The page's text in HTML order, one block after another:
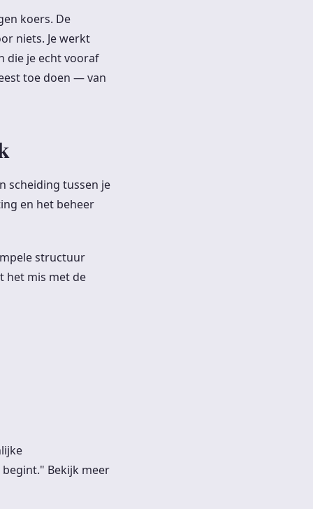
koers. De
niets. Je werkt
die je echt vooraf
toe doen — van
scheiding tussen je
en het beheer
structuur
het mis met de
Bekijk meer